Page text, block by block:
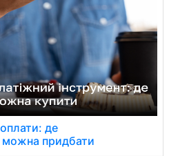
де
можна придбати